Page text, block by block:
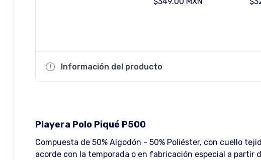
Información del producto
Playera Polo Piqué P500
Compuesta de 50% Algodón - 50% Poliéster, con cuello
acorde con la temporada o en fabricación especial a partir